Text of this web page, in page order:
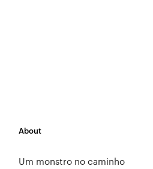
About
Um monstro no caminho